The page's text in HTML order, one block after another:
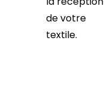
de votre
textile.